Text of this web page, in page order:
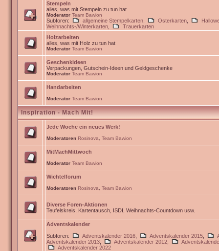
Stempeln
alles, was mit Stempeln zu tun hat
Moderator Team Bawion
Subforen: allgemeine Stempelkarten Osterkarten
Weihnachts-/Winterkarten
Trauerkarten
Holzarbeiten
alles, was mit Holz zu tun hat
Moderator Team Bawion
Geschenkideen
Verpackungen, Gutschein-Ideen und Geldgeschenke
Moderator Team Bawion
Handarbeiten
Moderator Team Bawion
Inspiration - Mach Mit!
Jede Woche ein neues Werk!
Moderatoren Rosinova Team Bawion
MitMachMittwoch
Moderator Team Bawion
Wichtelforum
Moderatoren Rosinova Team Bawion
Diverse Foren-Aktionen
Teufelskreis, Kartentausch, ISDI, Weihnachts-Countdown usw.
Adventskalender
Subforen:
Adventskalender 2016 Adventskalender 2015
Adventskalender 2013
Adventskalender 2012
Adventskalender 2022